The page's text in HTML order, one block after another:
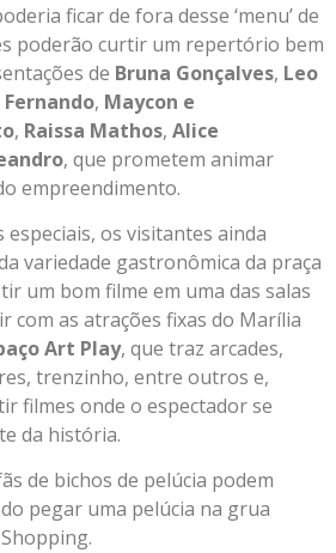
ficar de fora desse ‘menu’ de
poderão curtir um repertório bem
de Bruna Gonçalves, Leo
, Maycon e
, Raissa Mathos, Alice
, que prometem animar
empreendimento.
especiais, os visitantes ainda
variedade gastronômica da praça
um bom filme em uma das salas
com as atrações fixas do Marília
Art Play, que traz arcades,
trenzinho, entre outros e,
filmes onde o espectador se
da história.
de bichos de pelúcia podem
pegar uma pelúcia na grua